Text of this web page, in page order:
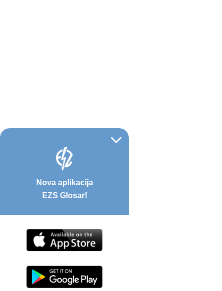
Nova aplikacija
EZS Glosar!